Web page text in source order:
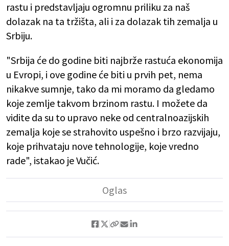
rastu i predstavljaju ogromnu priliku za naš
dolazak na ta tržišta, ali i za dolazak tih zemalja u
Srbiju.
"Srbija će do godine biti najbrže rastuća ekonomija
u Evropi, i ove godine će biti u prvih pet, nema
nikakve sumnje, tako da mi moramo da gledamo
koje zemlje takvom brzinom rastu. I možete da
vidite da su to upravo neke od centralnoazijskih
zemalja koje se strahovito uspešno i brzo razvijaju,
koje prihvataju nove tehnologije, koje vredno
rade", istakao je Vučić.